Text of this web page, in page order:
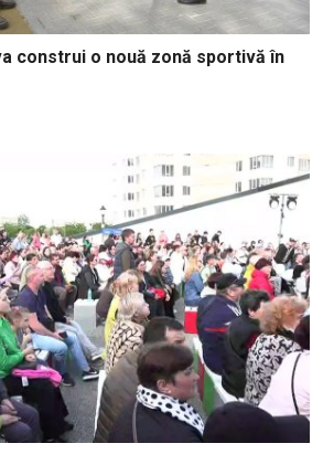
construi o nouă zonă sportivă în